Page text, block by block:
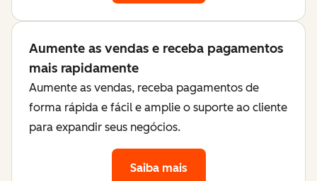
Aumente as vendas e receba pagamentos
mais rapidamente
Aumente as vendas, receba pagamentos de
forma rápida e fácil e amplie o suporte ao cliente
para expandir seus negócios.
Saiba mais